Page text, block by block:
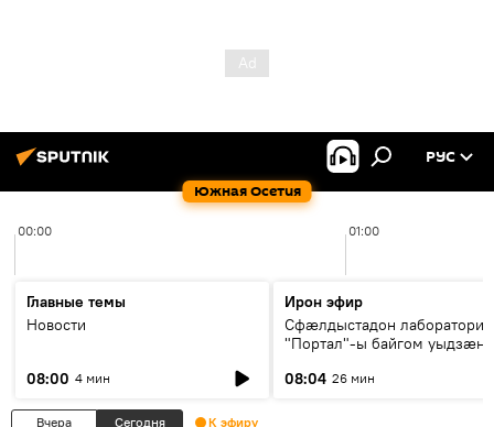
Южная Осетия
РУС
00:00 01:00
Главные темы
Новости
08:00 4 мин
Ирон эфир
Сфæлдыстадон лаборатори
"Портал"-ы байгом уыдзæн
Æхсары куыстыты равдыст
08:04 26 мин
Вчера Сегодня К эфиру